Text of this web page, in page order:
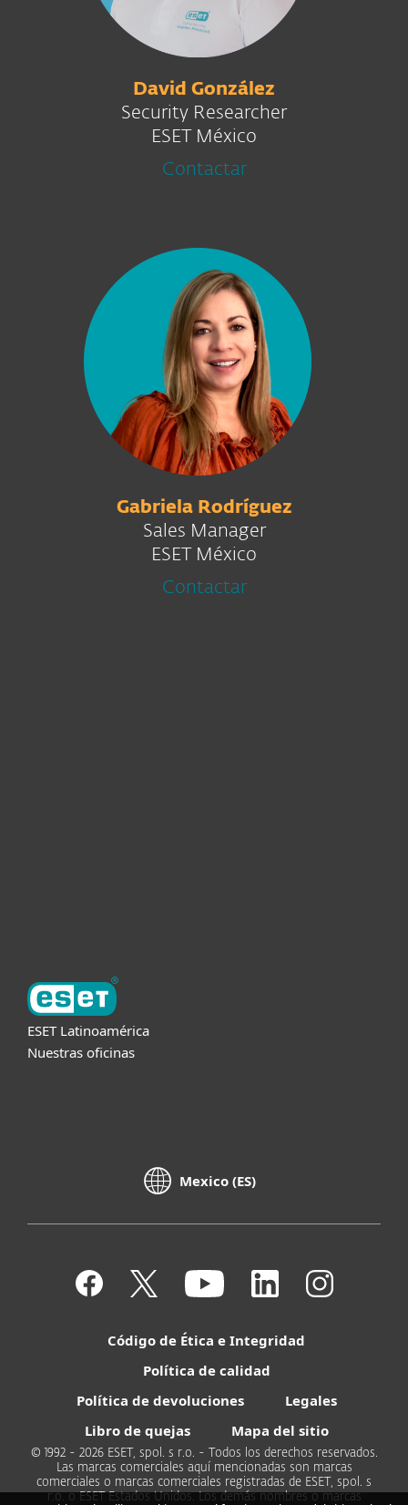
David González
Security Researcher
ESET México
Contactar
Gabriela Rodríguez
Sales Manager
ESET México
Contactar
ESET Latinoamérica
Nuestras oficinas
Mexico (ES)
Código de Ética e Integridad
Política de calidad
Política de devoluciones
Legales
Libro de quejas
Mapa del sitio
© 1992 - 2026 ESET, spol. s r.o. - Todos los derechos reservados.
Las marcas comerciales aquí mencionadas son marcas
comerciales o marcas comerciales registradas de ESET, spol. s
r.o. o ESET Estados Unidos. Los demás nombres o marcas